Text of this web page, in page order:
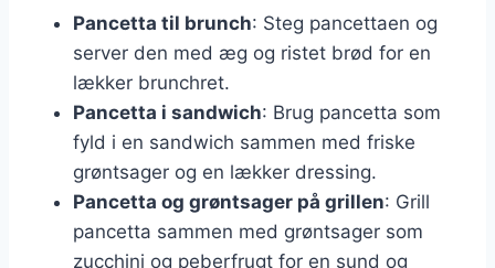
Pancetta til brunch: Steg pancettaen og
server den med æg og ristet brød for en
lækker brunchret.
Pancetta i sandwich: Brug pancetta som
fyld i en sandwich sammen med friske
grøntsager og en lækker dressing.
Pancetta og grøntsager på grillen: Grill
pancetta sammen med grøntsager som
zucchini og peberfrugt for en sund og